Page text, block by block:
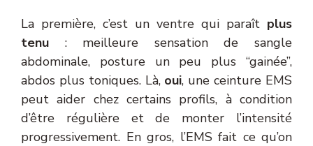
La première, c’est un ventre qui paraît plus
tenu : meilleure sensation de sangle
abdominale, posture un peu plus “gainée”,
abdos plus toniques. Là, oui, une ceinture EMS
peut aider chez certains profils, à condition
d’être régulière et de monter l’intensité
progressivement. En gros, l’EMS fait ce qu’on